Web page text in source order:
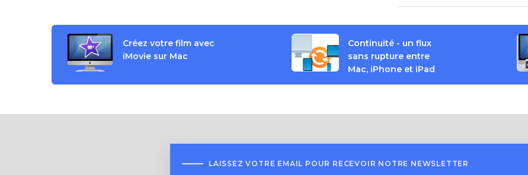
Créez votre film avec
iMovie sur Mac
Continuité - un flux
sans rupture entre
Mac, iPhone et iPad
LAISSEZ VOTRE EMAIL POUR RECEVOIR NOTRE NEWSLETTER